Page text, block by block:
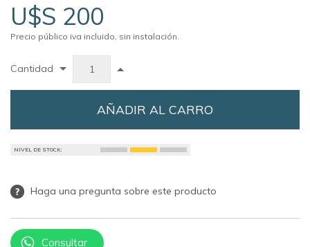
U$S 200
Precio público iva incluido, sin instalación.
Cantidad
AÑADIR AL CARRO
NIVEL DE STOCK:
Haga una pregunta sobre este producto
Consultar